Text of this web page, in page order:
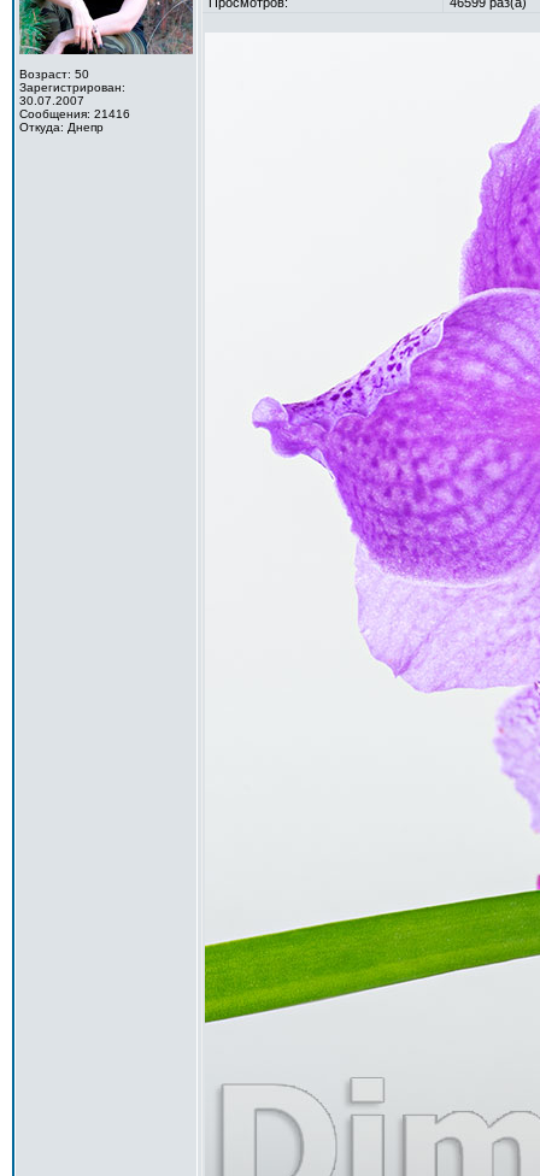
Возраст: 50
Зарегистрирован:
30.07.2007
Сообщения: 21416
Откуда: Днепр